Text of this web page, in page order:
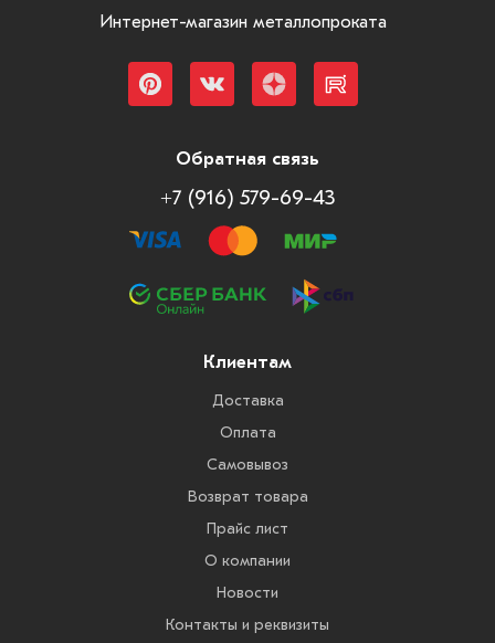
Интернет-магазин металлопроката
Обратная связь
+7 (916) 579-69-43
Клиентам
Доставка
Оплата
Самовывоз
Возврат товара
Прайс лист
О компании
Новости
Контакты и реквизиты